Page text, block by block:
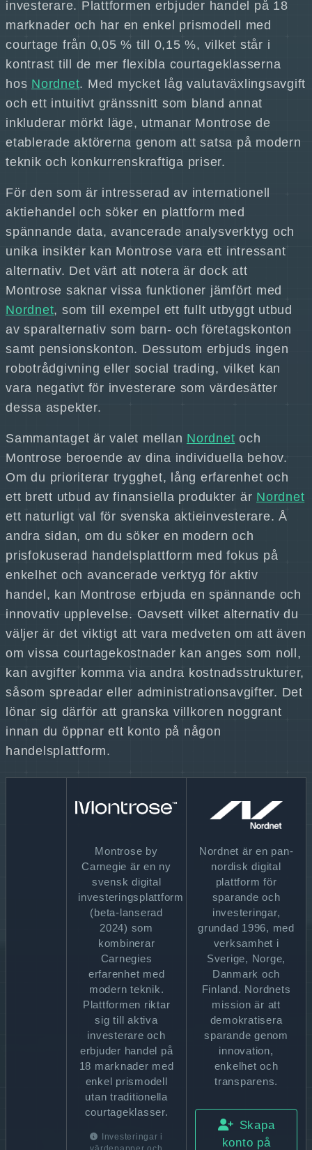
investerare. Plattformen erbjuder handel på 18
marknader och har en enkel prismodell med
courtage från 0,05 % till 0,15 %, vilket står i
kontrast till de mer flexibla courtageklasserna
hos Nordnet. Med mycket låg valutaväxlingsavgift
och ett intuitivt gränssnitt som bland annat
inkluderar mörkt läge, utmanar Montrose de
etablerade aktörerna genom att satsa på modern
teknik och konkurrenskraftiga priser.
För den som är intresserad av internationell
aktiehandel och söker en plattform med
spännande data, avancerade analysverktyg och
unika insikter kan Montrose vara ett intressant
alternativ. Det värt att notera är dock att
Montrose saknar vissa funktioner jämfört med
Nordnet, som till exempel ett fullt utbyggt utbud
av sparalternativ som barn- och företagskonton
samt pensionskonton. Dessutom erbjuds ingen
robotrådgivning eller social trading, vilket kan
vara negativt för investerare som värdesätter
dessa aspekter.
Sammantaget är valet mellan Nordnet och
Montrose beroende av dina individuella behov.
Om du prioriterar trygghet, lång erfarenhet och
ett brett utbud av finansiella produkter är Nordnet
ett naturligt val för svenska aktieinvesterare. Å
andra sidan, om du söker en modern och
prisfokuserad handelsplattform med fokus på
enkelhet och avancerade verktyg för aktiv
handel, kan Montrose erbjuda en spännande och
innovativ upplevelse. Oavsett vilket alternativ du
väljer är det viktigt att vara medveten om att även
om vissa courtagekostnader kan anges som noll,
kan avgifter komma via andra kostnadsstrukturer,
såsom spreadar eller administrationsavgifter. Det
lönar sig därför att granska villkoren noggrant
innan du öppnar ett konto på någon
handelsplattform.
Montrose by
Carnegie är en ny
svensk digital
investeringsplattform
(beta-lanserad
2024) som
kombinerar
Carnegies
erfarenhet med
modern teknik.
Plattformen riktar
sig till aktiva
investerare och
erbjuder handel på
18 marknader med
enkel prismodell
utan traditionella
courtageklasser.
Investeringar i
Nordnet är en pan-
nordisk digital
plattform för
sparande och
investeringar,
grundad 1996, med
verksamhet i
Sverige, Norge,
Danmark och
Finland. Nordnets
mission är att
demokratisera
sparande genom
innovation,
enkelhet och
transparens.
Skapa
konto på